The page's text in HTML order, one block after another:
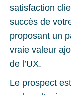
satisfaction
succès de
proposant un
vraie valeur
de l’UX.
Le prospect